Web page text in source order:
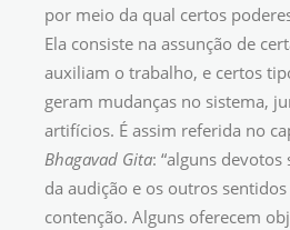
por meio da qual certos
Ela consiste na assunção de
auxiliam o trabalho, e certos
geram mudanças no sistema,
artifícios. É assim referida no
Bhagavad Gita: “alguns
da audição e os outros
contenção. Alguns oferecem